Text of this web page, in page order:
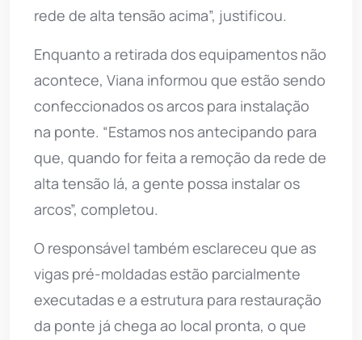
rede de alta tensão acima”, justificou.
Enquanto a retirada dos equipamentos não
acontece, Viana informou que estão sendo
confeccionados os arcos para instalação
na ponte. “Estamos nos antecipando para
que, quando for feita a remoção da rede de
alta tensão lá, a gente possa instalar os
arcos”, completou.
O responsável também esclareceu que as
vigas pré-moldadas estão parcialmente
executadas e a estrutura para restauração
da ponte já chega ao local pronta, o que